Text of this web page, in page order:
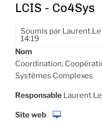
LCIS - Co4Sys
Soumis par
14:19
Nom
Coordination,
Systèmes Complexes
Responsable Laurent
Site web